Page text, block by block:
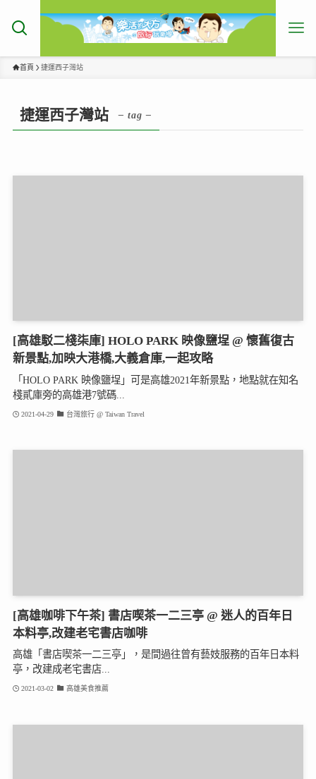
首頁 捷運西子灣站
捷運西子灣站 – tag –
[高雄駁二棧柒庫] HOLO PARK 映像鹽埕 @ 懷舊復古
新景點,加映大港橋,大義倉庫,一起攻略
「HOLO PARK 映像鹽埕」可是高雄2021年新景點，地點就在知名
棧貳庫旁的高雄港7號碼...
2021-04-29 台灣旅行 @ Taiwan Travel
[高雄咖啡下午茶] 書店喫茶一二三亭 @ 迷人的百年日
本料亭,改建老宅書店咖啡
高雄「書店喫茶一二三亭」，是間過往曾有藝妓服務的百年日本料
亭，改建成老宅書店...
2021-03-02 高雄美食推薦